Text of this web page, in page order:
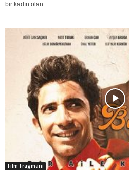
bir kadın olan...
Film Fragmanı